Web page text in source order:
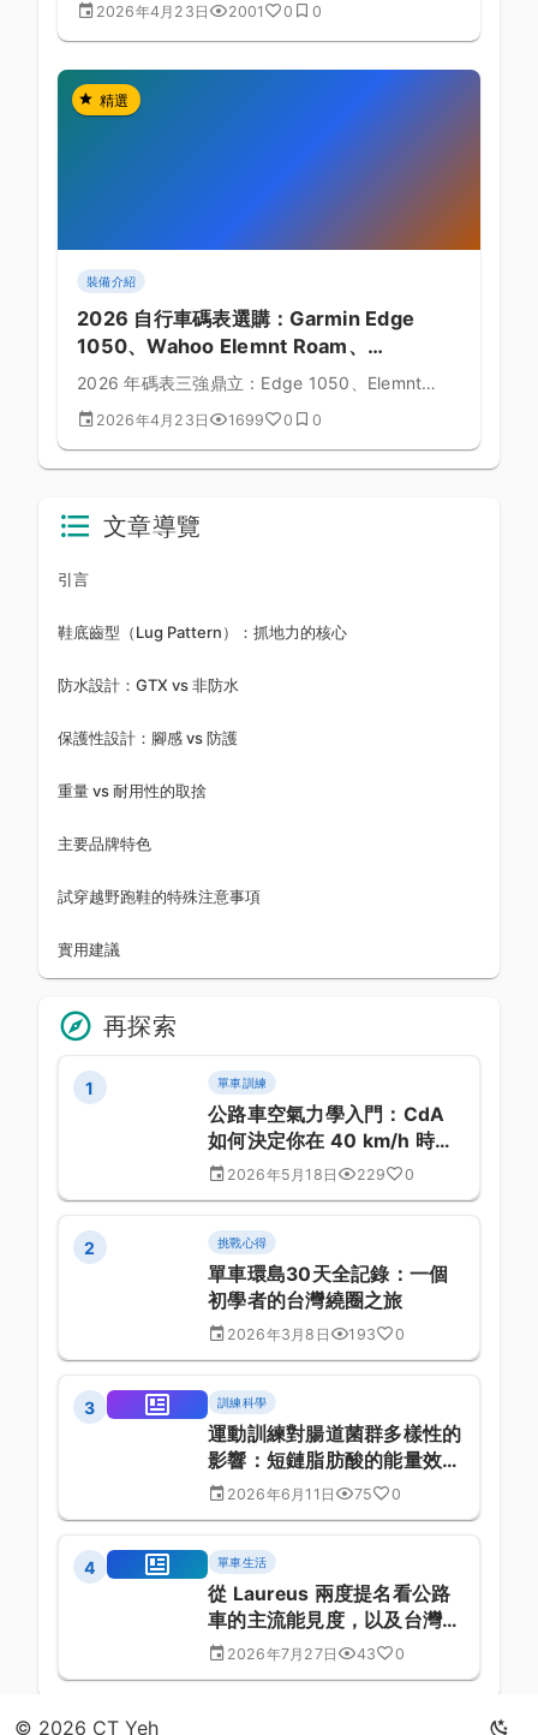
適合的那一台。
2026年4月23日 2001 0 0
精選
裝備介紹
2026 自行車碼表選購：Garmin Edge
1050、Wahoo Elemnt Roam、
Hammerhead Karoo 3 對決
2026 年碼表三強鼎立：Edge 1050、Elemnt
Roam v2、Karoo 3。本文深度對比功能、操作、
地圖、售價。
2026年4月23日 1699 0 0
文章導覽
引言
鞋底齒型（Lug Pattern）：抓地力的核心
防水設計：GTX vs 非防水
保護性設計：腳感 vs 防護
重量 vs 耐用性的取捨
主要品牌特色
試穿越野跑鞋的特殊注意事項
實用建議
再探索
1 單車訓練
公路車空氣力學入門：CdA
如何決定你在 40 km/h 時的
瓦特帳單
2026年5月18日 229 0
2 挑戰心得
單車環島30天全記錄：一個
初學者的台灣繞圈之旅
2026年3月8日 193 0
3 訓練科學
運動訓練對腸道菌群多樣性的
影響：短鏈脂肪酸的能量效益
研究2026年6月11日 75 0
4 單車生活
從 Laureus 兩度提名看公路
車的主流能見度，以及台灣的
推廣處境
2026年7月27日 43 0
© 2026 CT Yeh